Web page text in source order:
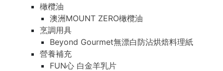
橄欖油
澳洲MOUNT ZERO橄欖油
烹調用具
Beyond Gourmet無漂白防沾烘焙料理紙
營養補充
FUN心 白金羊乳片